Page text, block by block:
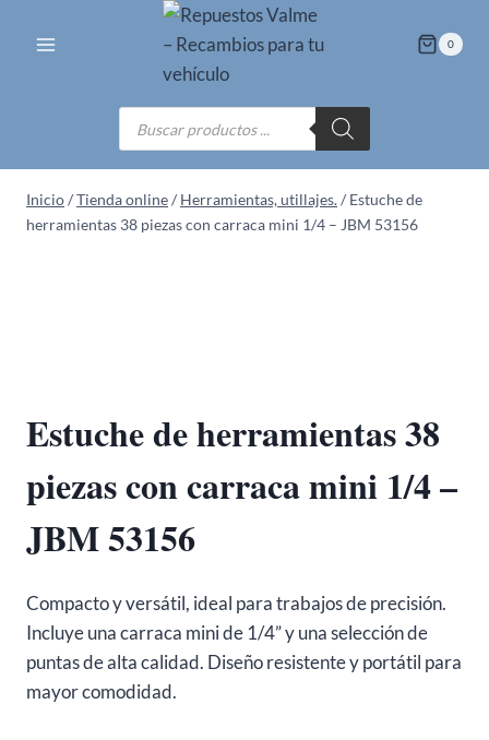
0
Búsqueda
de
productos
Inicio/Tienda online/ Herramientas, utillajes./ Estuche de
herramientas 38 piezas con carraca mini 1/4 – JBM 53156
Estuche de herramientas 38
piezas con carraca mini 1/4 –
JBM 53156
Compacto y versátil, ideal para trabajos de precisión.
Incluye una carraca mini de 1/4” y una selección de
puntas de alta calidad. Diseño resistente y portátil para
mayor comodidad.